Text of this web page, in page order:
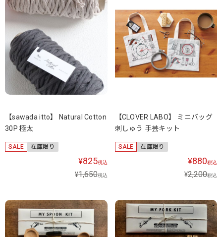
【sawada itto】 Natural Cotton
30P 極太
SALE 在庫限り
¥825税込
¥1,650税込
【CLOVER LABO】 ミニバッグ
刺しゅう 手芸キット
SALE 在庫限り
¥880税込
¥2,200税込